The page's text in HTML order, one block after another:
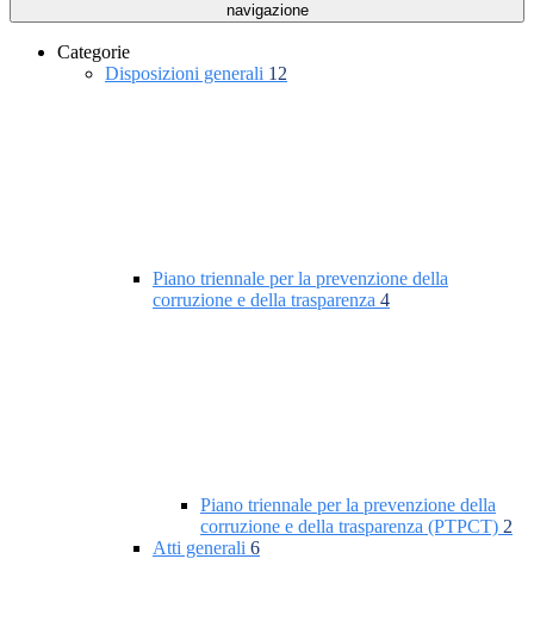
navigazione
Categorie
Disposizioni generali 12
Piano triennale per la prevenzione della
corruzione e della trasparenza 4
Piano triennale per la prevenzione della
corruzione e della trasparenza (PTPCT) 2
Atti generali 6